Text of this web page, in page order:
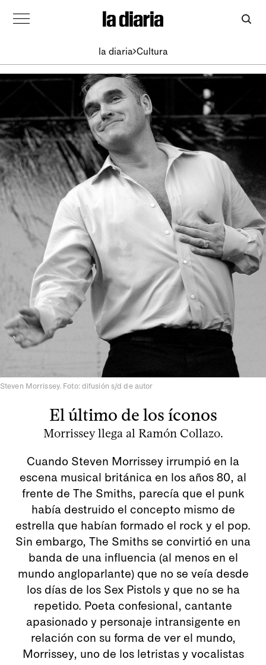
la diaria Cultura
Steven Morrissey. Foto: difusión s/d de autor
El último de los íconos
Morrissey llega al Ramón Collazo.
Cuando Steven Morrissey irrumpió en la
escena musical británica en los años 80, al
frente de The Smiths, parecía que el punk
había destruido el concepto mismo de
estrella que habían formado el rock y el pop.
Sin embargo, The Smiths se convirtió en una
banda de una influencia (al menos en el
mundo angloparlante) que no se veía desde
los días de los Sex Pistols y que no se ha
repetido. Poeta confesional, cantante
apasionado y personaje intransigente en
relación con su forma de ver el mundo,
Morrissey, uno de los letristas y vocalistas